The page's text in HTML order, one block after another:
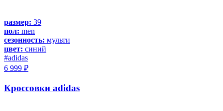
размер: 39
пол: men
сезонность: мульти
цвет: синий
#adidas
6 999 ₽
Кроссовки adidas